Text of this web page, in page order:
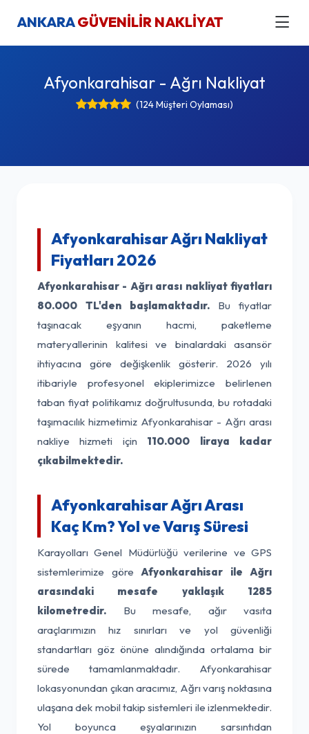
ANKARAGÜVENİLİR NAKLİYAT
Afyonkarahisar - Ağrı Nakliyat
(124 Müşteri Oylaması)
Afyonkarahisar Ağrı Nakliyat
Fiyatları 2026
Afyonkarahisar - Ağrı arası nakliyat fiyatları
80.000 TL'den başlamaktadır. Bu fiyatlar
taşınacak eşyanın hacmi, paketleme
materyallerinin kalitesi ve binalardaki asansör
ihtiyacına göre değişkenlik gösterir. 2026 yılı
itibariyle profesyonel ekiplerimizce belirlenen
taban fiyat politikamız doğrultusunda, bu rotadaki
taşımacılık hizmetimiz Afyonkarahisar - Ağrı arası
nakliye hizmeti için 110.000 liraya kadar
çıkabilmektedir.
Afyonkarahisar Ağrı Arası
Kaç Km? Yol ve Varış Süresi
Karayolları Genel Müdürlüğü verilerine ve GPS
sistemlerimize göre Afyonkarahisar ile Ağrı
arasındaki mesafe yaklaşık 1285
kilometredir. Bu mesafe, ağır vasıta
araçlarımızın hız sınırları ve yol güvenliği
standartları göz önüne alındığında ortalama bir
sürede tamamlanmaktadır. Afyonkarahisar
lokasyonundan çıkan aracımız, Ağrı varış noktasına
ulaşana dek mobil takip sistemleri ile izlenmektedir.
Yol boyunca eşyalarınızın sarsıntıdan